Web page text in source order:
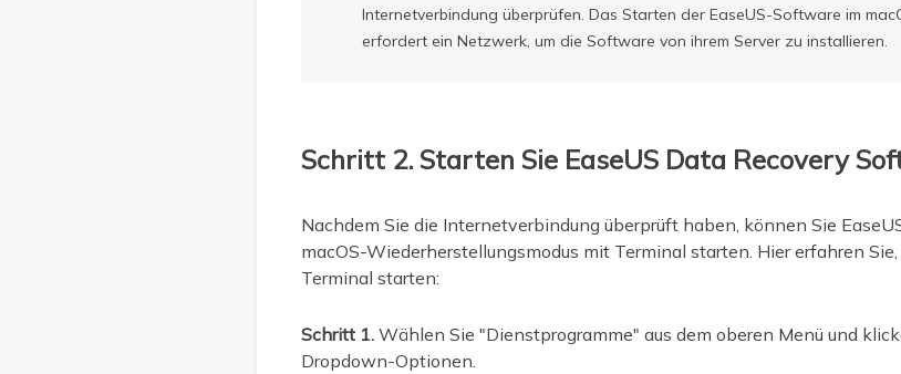
Internetverbindung überprüfen. Das Starten der EaseUS-Software im
erfordert ein Netzwerk, um die Software von ihrem Server zu installieren.
Schritt 2. Starten Sie EaseUS Data Recovery
Nachdem Sie die Internetverbindung überprüft haben, können Sie
macOS-Wiederherstellungsmodus mit Terminal starten. Hier erfahren
Terminal starten:
Schritt 1. Wählen Sie "Dienstprogramme" aus dem oberen Menü und
Dropdown-Optionen.